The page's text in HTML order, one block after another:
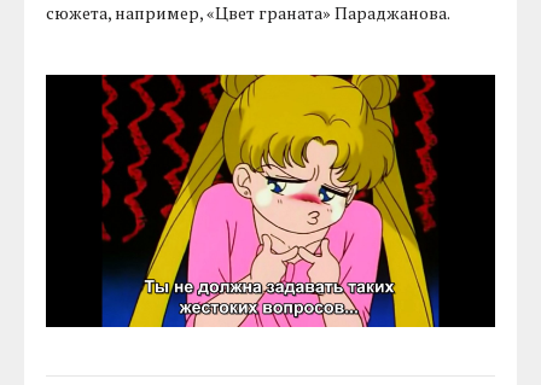
сюжета, например, «Цвет граната» Параджанова.